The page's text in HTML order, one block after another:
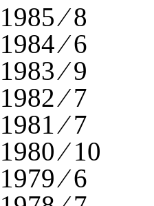
1985 ⁄ 8
1984 ⁄ 6
1983 ⁄ 9
1982 ⁄ 7
1981 ⁄ 7
1980 ⁄ 10
1979 ⁄ 6